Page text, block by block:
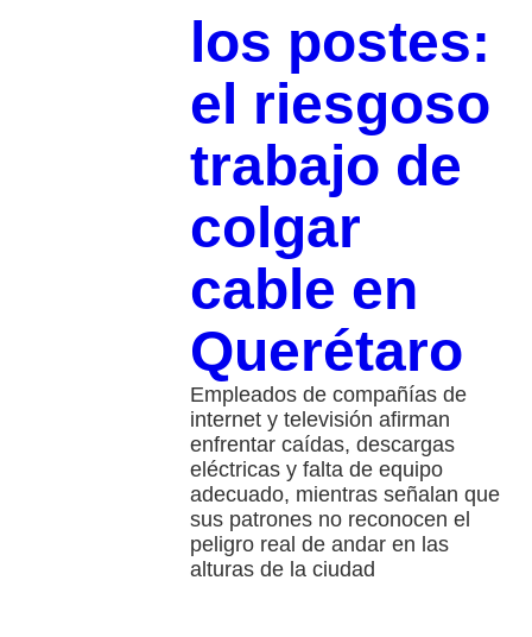
los postes:
el riesgoso
trabajo de
colgar
cable en
Querétaro
Empleados de compañías de
internet y televisión afirman
enfrentar caídas, descargas
eléctricas y falta de equipo
adecuado, mientras señalan que
sus patrones no reconocen el
peligro real de andar en las
alturas de la ciudad